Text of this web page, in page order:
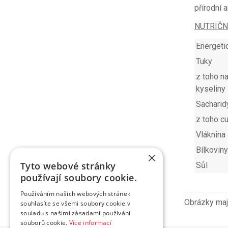
přírodní
Tuky
z toho
kyseliny
z toho
Vláknina
Bílkoviny
Sůl
Obrázky
×
Tyto webové stránky
používají soubory cookie.
Používáním našich webových stránek
souhlasíte se všemi soubory cookie v
souladu s našimi zásadami používání
souborů cookie. Více informací